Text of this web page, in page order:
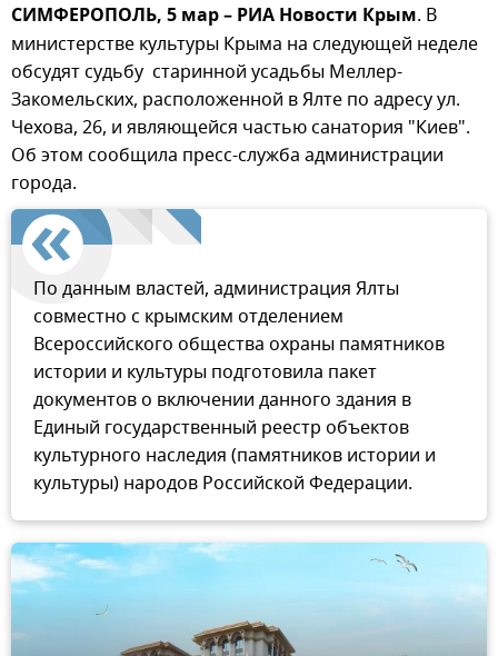
СИМФЕРОПОЛЬ, 5 мар – РИА Новости Крым. В
министерстве культуры Крыма на следующей неделе
обсудят судьбу старинной усадьбы Меллер-
Закомельских, расположенной в Ялте по адресу ул.
Чехова, 26, и являющейся частью санатория "Киев".
Об этом сообщила пресс-служба администрации
города.
По данным властей, администрация Ялты
совместно с крымским отделением
Всероссийского общества охраны памятников
истории и культуры подготовила пакет
документов о включении данного здания в
Единый государственный реестр объектов
культурного наследия (памятников истории и
культуры) народов Российской Федерации.